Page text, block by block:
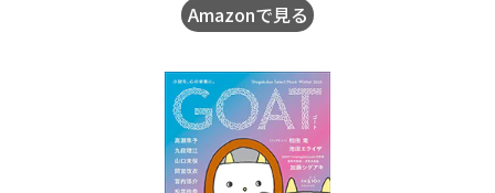
Amazonで見る